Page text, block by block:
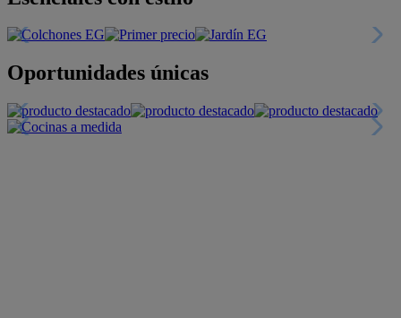
Oportunidades únicas